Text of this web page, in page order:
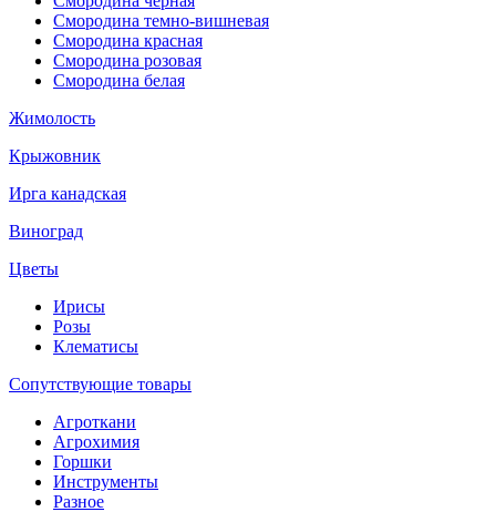
Смородина темно-вишневая
Смородина красная
Смородина розовая
Смородина белая
Жимолость
Крыжовник
Ирга канадская
Виноград
Цветы
Ирисы
Розы
Клематисы
Сопутствующие товары
Агроткани
Агрохимия
Горшки
Инструменты
Разное